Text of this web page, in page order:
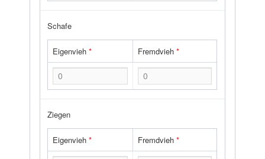
Schafe
Eigenvieh* Fremdvieh*
Ziegen
Eigenvieh* Fremdvieh*